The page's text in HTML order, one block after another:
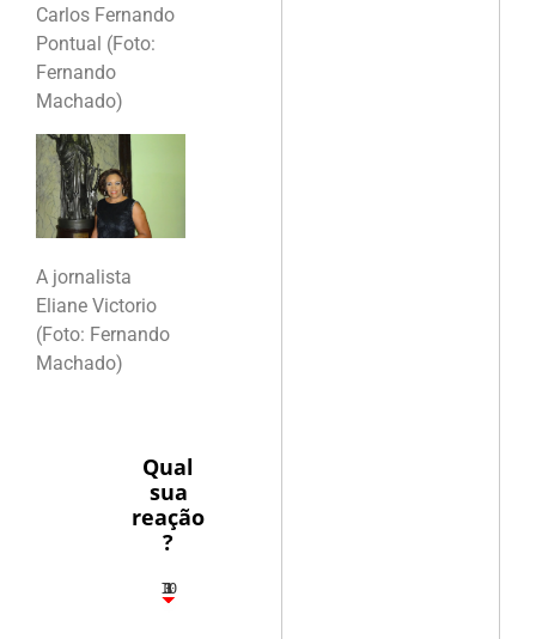
Carlos Fernando
Pontual (Foto:
Fernando
Machado)
A jornalista
Eliane Victorio
(Foto: Fernando
Machado)
Qual
sua
reação
?
3
1
1
3
10